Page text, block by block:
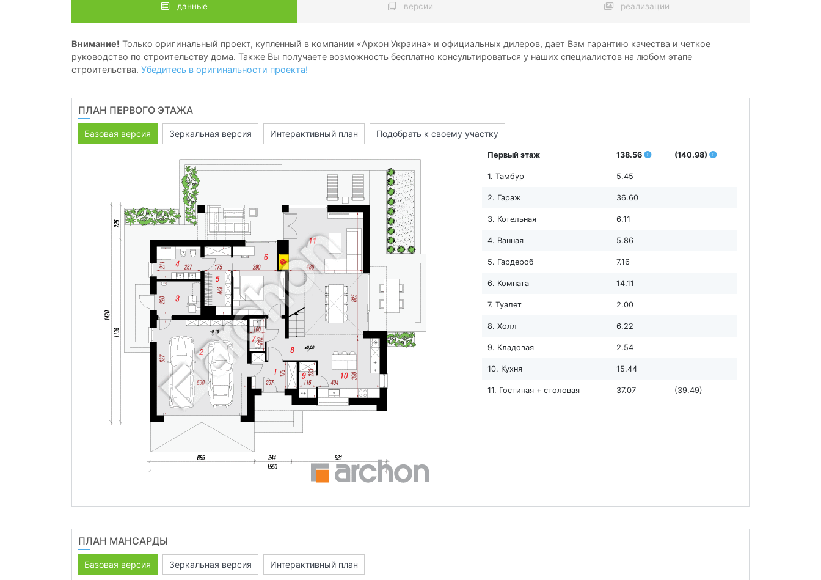
данные версии реализации
Внимание! Только оригинальный проект, купленный в компании «Архон Украина» и официальных дилеров, дает Вам гарантию качества и четкое
руководство по строительству дома. Также Вы получаете возможность бесплатно консультироваться у наших специалистов на любом этапе
строительства. Убедитесь в оригинальности проекта!
ПЛАН ПЕРВОГО ЭТАЖА
Базовая версия Зеркальная версия Интерактивный план Подобрать к своему участку
Первый этаж 138.56 (140.98)
1. Тамбур 5.45
2. Гараж 36.60
3. Котельная 6.11
4. Ванная 5.86
5. Гардероб 7.16
6. Комната 14.11
7. Туалет 2.00
8. Холл 6.22
9. Кладовая 2.54
10. Кухня 15.44
11. Гостиная + столовая 37.07 (39.49)
ПЛАН МАНСАРДЫ
Базовая версия Зеркальная версия Интерактивный план